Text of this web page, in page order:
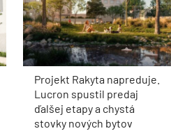
Projekt Rakyta napreduje.
Lucron spustil predaj
ďalšej etapy a chystá
stovky nových bytov